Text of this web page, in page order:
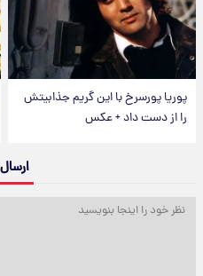
پوریا پورسرخ با این گریم جذابیتش
را از دست داد + عکس